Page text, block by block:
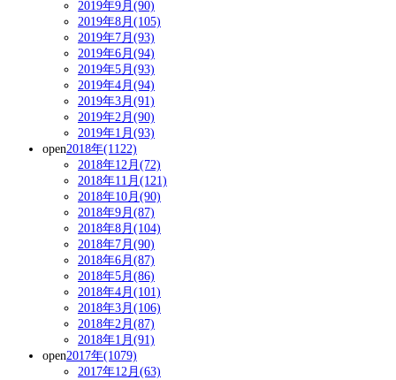
2019年9月(90)
2019年8月(105)
2019年7月(93)
2019年6月(94)
2019年5月(93)
2019年4月(94)
2019年3月(91)
2019年2月(90)
2019年1月(93)
open2018年(1122)
2018年12月(72)
2018年11月(121)
2018年10月(90)
2018年9月(87)
2018年8月(104)
2018年7月(90)
2018年6月(87)
2018年5月(86)
2018年4月(101)
2018年3月(106)
2018年2月(87)
2018年1月(91)
open2017年(1079)
2017年12月(63)